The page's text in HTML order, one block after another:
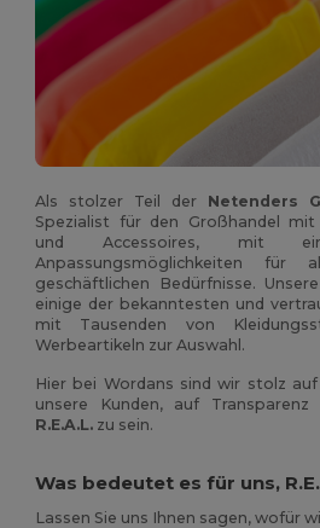
Als stolzer Teil der Netenders
Spezialist für den Großhandel mit
und Accessoires, mit
Anpassungsmöglichkeiten für
geschäftlichen Bedürfnisse.
einige der bekanntesten und
mit Tausenden von
Werbeartikeln zur Auswahl.
Hier bei Wordans sind wir stolz
unsere Kunden, auf
R.E.A.L. zu sein.
Was bedeutet es für uns,
Lassen Sie uns Ihnen sagen, wofür